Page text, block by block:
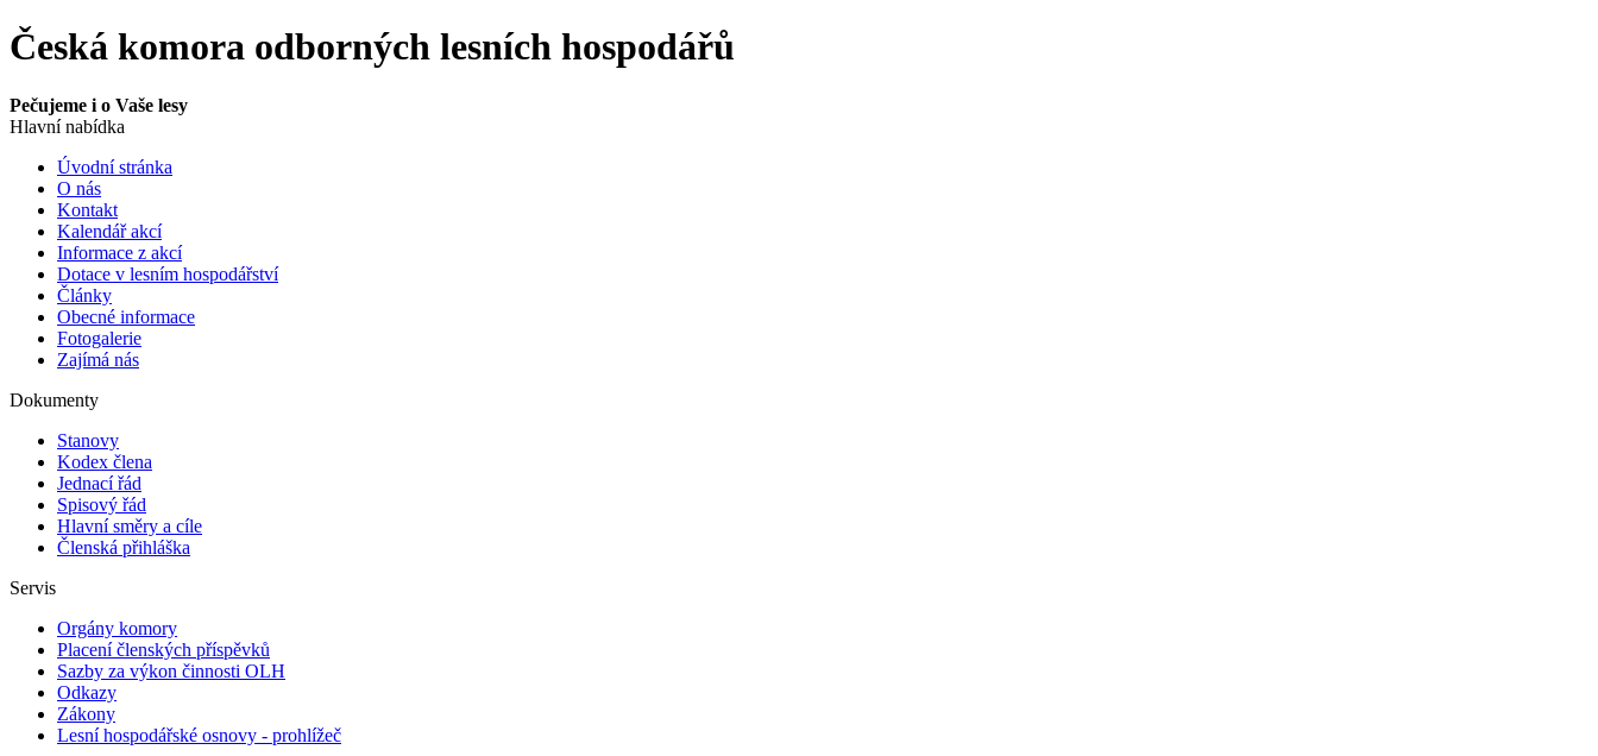
Česká komora odborných lesních hospodářů
Pečujeme i o Vaše lesy
Hlavní nabídka
Úvodní stránka
O nás
Kontakt
Kalendář akcí
Informace z akcí
Dotace v lesním hospodářství
Články
Obecné informace
Fotogalerie
Zajímá nás
Dokumenty
Stanovy
Kodex člena
Jednací řád
Spisový řád
Hlavní směry a cíle
Členská přihláška
Servis
Orgány komory
Placení členských příspěvků
Sazby za výkon činnosti OLH
Odkazy
Zákony
Lesní hospodářské osnovy - prohlížeč